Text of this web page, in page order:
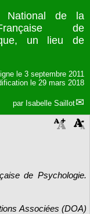
National de la
de
un lieu de
le 3 septembre 2011
le 29 mars 2018
par Isabelle Saillot
de Psychologie.
Associées (DOA)